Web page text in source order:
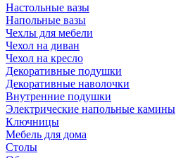
Настольные вазы
Напольные вазы
Чехлы для мебели
Чехол на диван
Чехол на кресло
Декоративные подушки
Декоративные наволочки
Внутренние подушки
Электрические напольные камины
Ключницы
Мебель для дома
Столы